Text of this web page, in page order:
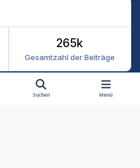
Gesamtzahl der Beiträge
265k
Suchen Menü